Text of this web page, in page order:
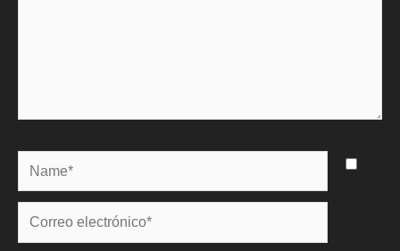
Name*
Correo
electrónico*